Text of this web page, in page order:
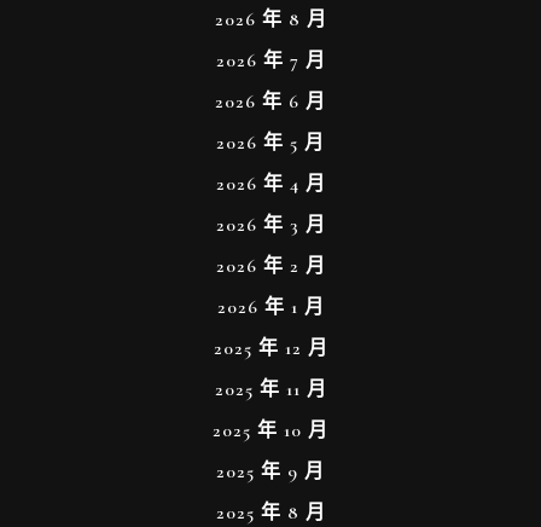
2026 年 8 月
2026 年 7 月
2026 年 6 月
2026 年 5 月
2026 年 4 月
2026 年 3 月
2026 年 2 月
2026 年 1 月
2025 年 12 月
2025 年 11 月
2025 年 10 月
2025 年 9 月
2025 年 8 月